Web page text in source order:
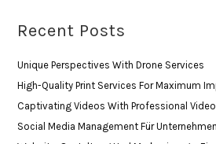
Recent Posts
Unique Perspectives With Drone Services
High-Quality Print Services For Maximum
Captivating Videos With Professional
Social Media Management Für